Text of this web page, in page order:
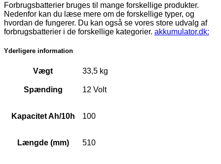
Forbrugsbatterier bruges til mange forskellige produkter.
Nedenfor kan du læse mere om de forskellige typer, og
hvordan de fungerer. Du kan også se vores store udvalg af
forbrugsbatterier i de forskellige kategorier. akkumulator.dk:
Yderligere information
Vægt 33,5 kg
Spænding 12 Volt
Kapacitet Ah/10h 100
Længde (mm) 510